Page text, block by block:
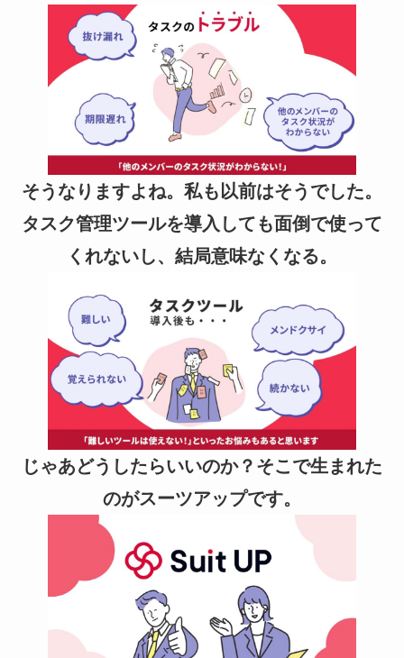
そうなりますよね。私も以前はそうでした。
タスク管理ツールを導入しても面倒で使って
くれないし、結局意味なくなる。
じゃあどうしたらいいのか？そこで生まれた
のがスーツアップです。